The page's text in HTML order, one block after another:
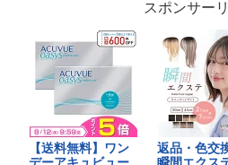
スポンサー